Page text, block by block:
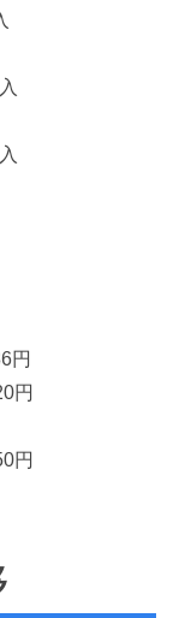
円
円
円